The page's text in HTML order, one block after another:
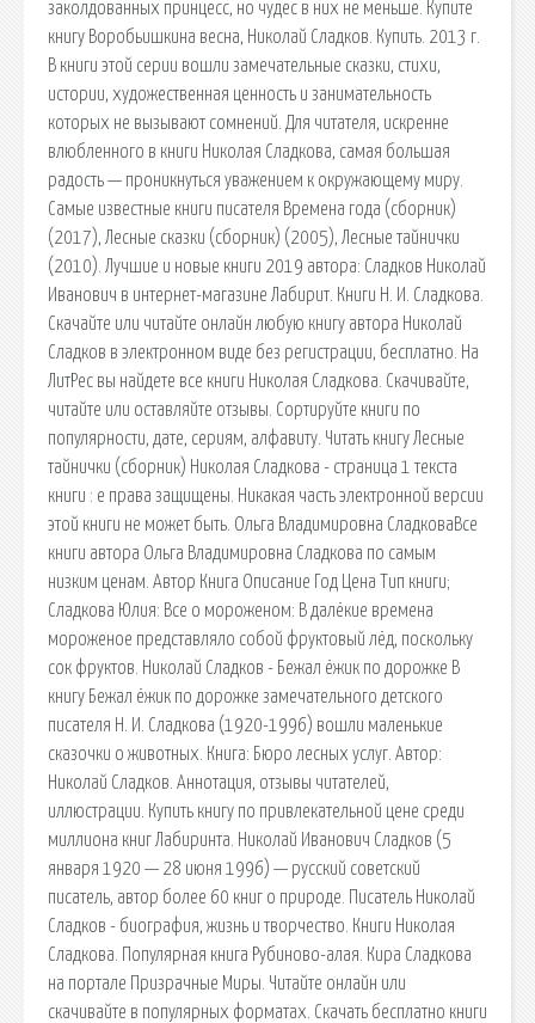
заколдованных принцесс, но чудес в них не меньше. Купите
книгу Воробьишкина весна, Николай Сладков. Купить. 2013 г.
В книги этой серии вошли замечательные сказки, стихи,
истории, художественная ценность и занимательность
которых не вызывают сомнений. Для читателя, искренне
влюбленного в книги Николая Сладкова, самая большая
радость — проникнуться уважением к окружающему миру.
Самые известные книги писателя Времена года (сборник)
(2017), Лесные сказки (сборник) (2005), Лесные тайнички
(2010). Лучшие и новые книги 2019 автора: Сладков Николай
Иванович в интернет-магазине Лабирит. Книги Н. И. Сладкова.
Скачайте или читайте онлайн любую книгу автора Николай
Сладков в электронном виде без регистрации, бесплатно. На
ЛитРес вы найдете все книги Николая Сладкова. Скачивайте,
читайте или оставляйте отзывы. Сортируйте книги по
популярности, дате, сериям, алфавиту. Читать книгу Лесные
тайнички (сборник) Николая Сладкова - страница 1 текста
книги : е права защищены. Никакая часть электронной версии
этой книги не может быть. Ольга Владимировна СладковаВсе
книги автора Ольга Владимировна Сладкова по самым
низким ценам. Автор Книга Описание Год Цена Тип книги;
Сладкова Юлия: Все о мороженом: В далёкие времена
мороженое представляло собой фруктовый лёд, поскольку
сок фруктов. Николай Сладков - Бежал ёжик по дорожке В
книгу Бежал ёжик по дорожке замечательного детского
писателя Н. И. Сладкова (1920-1996) вошли маленькие
сказочки о животных. Книга: Бюро лесных услуг. Автор:
Николай Сладков. Аннотация, отзывы читателей,
иллюстрации. Купить книгу по привлекательной цене среди
миллиона книг Лабиринта. Николай Иванович Сладков (5
января 1920 — 28 июня 1996) — русский советский
писатель, автор более 60 книг о природе. Писатель Николай
Сладков - биография, жизнь и творчество. Книги Николая
Сладкова. Популярная книга Рубиново-алая. Кира Сладкова
на портале Призрачные Миры. Читайте онлайн или
скачивайте в популярных форматах. Скачать бесплатно книги